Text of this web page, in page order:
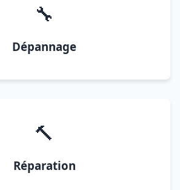
🔧
Dépannage
🔨
Réparation